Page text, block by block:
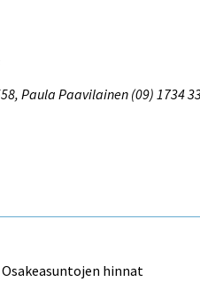
Paula Paavilainen (09) 1734
hinnat